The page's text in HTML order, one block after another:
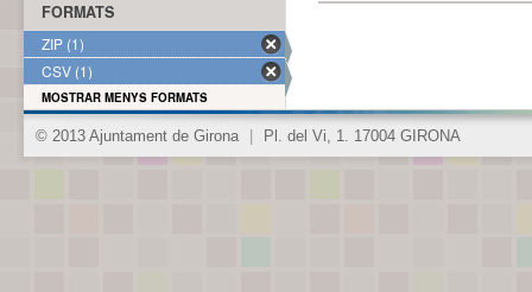
FORMATS
ZIP (1)
CSV (1)
MOSTRAR MENYS FORMATS
© 2013 Ajuntament de Girona Pl. del Vi, 1. 17004 GIRONA